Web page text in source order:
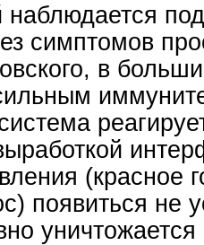
наблюдается
симптомов
в
(красное
появиться не